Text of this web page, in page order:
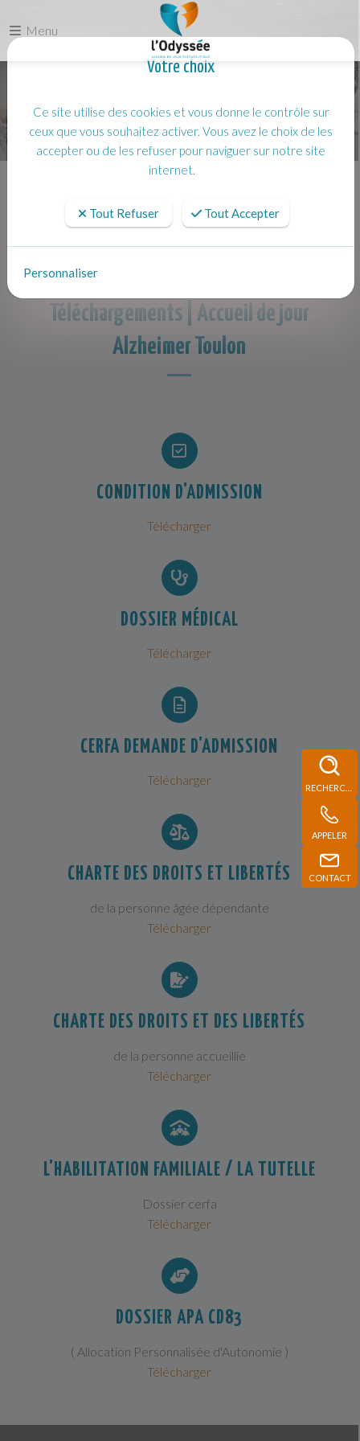
Menu
APPELER
CONTACT
Téléchargements | Accueil de jour
Alzheimer Toulon
CONDITION D'ADMISSION
Télécharger
DOSSIER MÉDICAL
Télécharger
CERFA DEMANDE D'ADMISSION
Télécharger
CHARTE DES DROITS ET LIBERTÉS
de la personne âgée dépendante
Télécharger
CHARTE DES DROITS ET DES LIBERTÉS
de la personne accueillie
Télécharger
L'HABILITATION FAMILIALE / LA TUTELLE
Dossier cerfa
Télécharger
DOSSIER APA CD83
( Allocation Personnalisée d'Autonomie )
Télécharger
Votre choix
Ce site utilise des cookies et vous donne le contrôle sur
ceux que vous souhaitez activer. Vous avez le choix de les
accepter ou de les refuser pour naviguer sur notre site
internet.
Tout Refuser Tout Accepter
Personnaliser